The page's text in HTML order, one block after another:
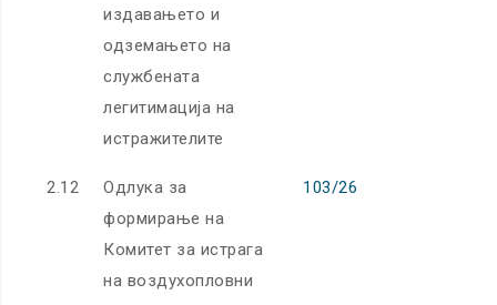
издавањето и
одземањето на
службената
легитимација на
истражителите
2.12
Одлука за
формирање на
Комитет за истрага
на воздухопловни
103/26